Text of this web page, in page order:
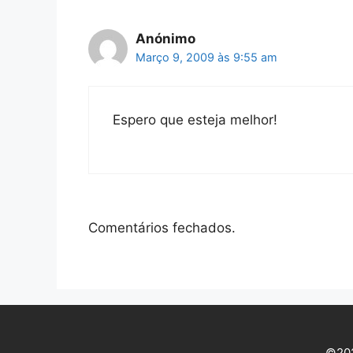
Anónimo
Março 9, 2009 às 9:55 am
Espero que esteja melhor!
Comentários fechados.